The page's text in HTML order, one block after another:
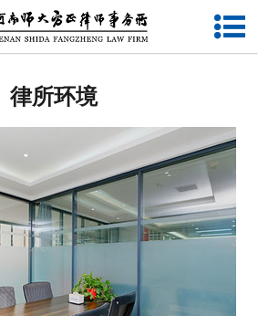
网站首页
业务研究
新闻动态
公益活动
律所环境